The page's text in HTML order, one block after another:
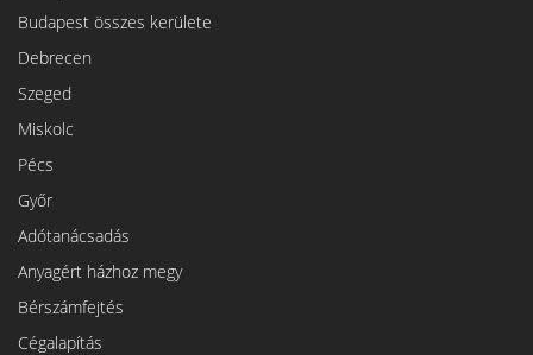
Budapest összes kerülete
Debrecen
Szeged
Miskolc
Pécs
Győr
Adótanácsadás
Anyagért házhoz megy
Bérszámfejtés
Cégalapítás